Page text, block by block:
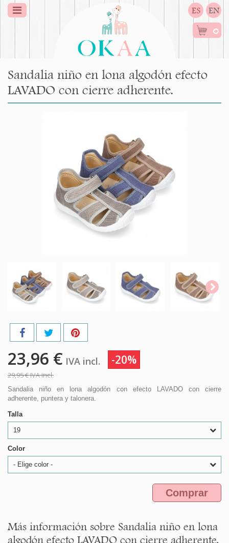
ES EN
0
Sandalia niño en lona algodón efecto
LAVADO con cierre adherente.
23,96 € IVA incl. -20%
29,95 €IVA incl.
Sandalia niño en lona algodón con efecto LAVADO con cierre
adherente, puntera y talonera.
Talla
19
Color
- Elige color -
Comprar
Más información sobre Sandalia niño en lona
algodón efecto LAVADO con cierre adherente.